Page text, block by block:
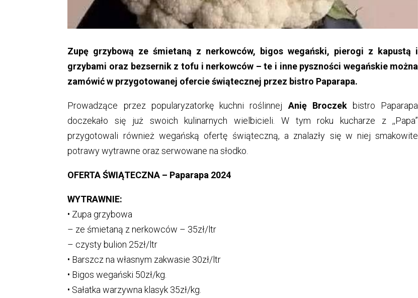
Zupę grzybową ze śmietaną z nerkowców, bigos wegański, pierogi z kapustą i
grzybami oraz bezsernik z tofu i nerkowców – te i inne pyszności wegańskie można
zamówić w przygotowanej ofercie świątecznej przez bistro Paparapa.
Prowadzące przez popularyzatorkę kuchni roślinnej Anię Broczekbistro Paparapa
doczekało się już swoich kulinarnych wielbicieli. W tym roku kucharze z ,,Papa”
przygotowali również wegańską ofertę świąteczną, a znalazły się w niej smakowite
potrawy wytrawne oraz serwowane na słodko.
OFERTA ŚWIĄTECZNA – Paparapa 2024
WYTRAWNIE:
• Zupa grzybowa
– ze śmietaną z nerkowców – 35zł/ltr
– czysty bulion 25zł/ltr
• Barszcz na własnym zakwasie 30zł/ltr
• Bigos wegański 50zł/kg.
• Sałatka warzywna klasyk 35zł/kg.